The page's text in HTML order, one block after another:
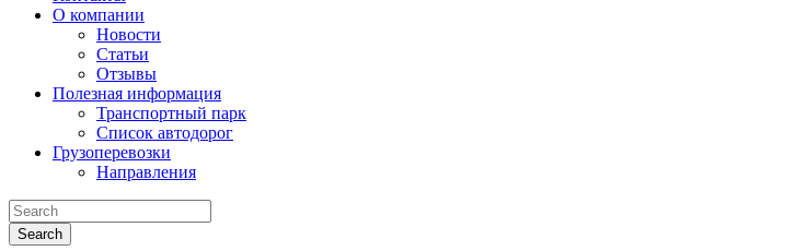
О компании
Новости
Статьи
Отзывы
Полезная информация
Транспортный парк
Список автодорог
Грузоперевозки
Направления
Search